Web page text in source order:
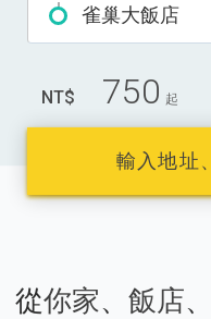
雀巢大飯店
NT$ 750 起
輸入地址
從你家、 飯店、